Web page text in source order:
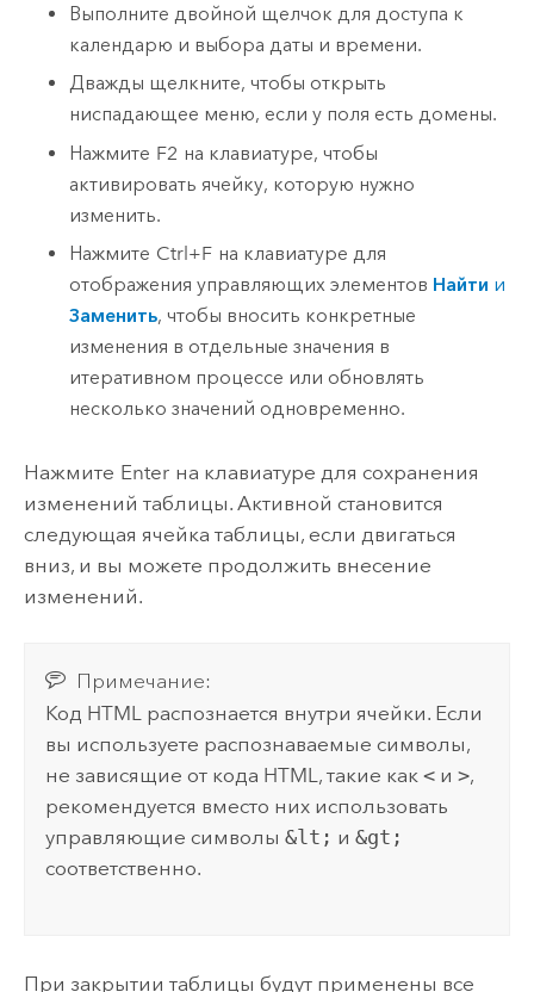
Выполните двойной щелчок для доступа к
календарю и выбора даты и времени.
Дважды щелкните, чтобы открыть
ниспадающее меню, если у поля есть домены.
Нажмите F2 на клавиатуре, чтобы
активировать ячейку, которую нужно
изменить.
Нажмите Ctrl+F на клавиатуре для
отображения управляющих элементов Найти и
Заменить, чтобы вносить конкретные
изменения в отдельные значения в
итеративном процессе или обновлять
несколько значений одновременно.
Нажмите Enter на клавиатуре для сохранения
изменений таблицы. Активной становится
следующая ячейка таблицы, если двигаться
вниз, и вы можете продолжить внесение
изменений.
Примечание:
Код HTML распознается внутри ячейки. Если
вы используете распознаваемые символы,
не зависящие от кода HTML, такие как< и>,
рекомендуется вместо них использовать
управляющие символы&lt; и&gt;
соответственно.
При закрытии таблицы будут применены все